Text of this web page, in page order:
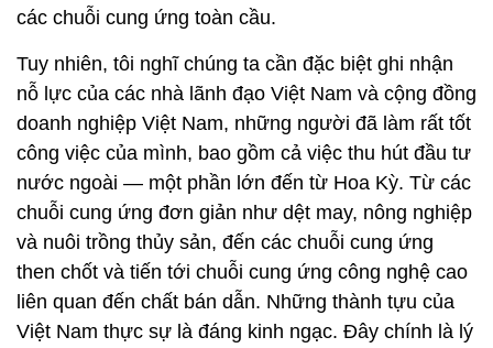
các chuỗi cung ứng toàn cầu.
Tuy nhiên, tôi nghĩ chúng ta cần đặc biệt ghi nhận
nỗ lực của các nhà lãnh đạo Việt Nam và cộng đồng
doanh nghiệp Việt Nam, những người đã làm rất tốt
công việc của mình, bao gồm cả việc thu hút đầu tư
nước ngoài — một phần lớn đến từ Hoa Kỳ. Từ các
chuỗi cung ứng đơn giản như dệt may, nông nghiệp
và nuôi trồng thủy sản, đến các chuỗi cung ứng
then chốt và tiến tới chuỗi cung ứng công nghệ cao
liên quan đến chất bán dẫn. Những thành tựu của
Việt Nam thực sự là đáng kinh ngạc. Đây chính là lý